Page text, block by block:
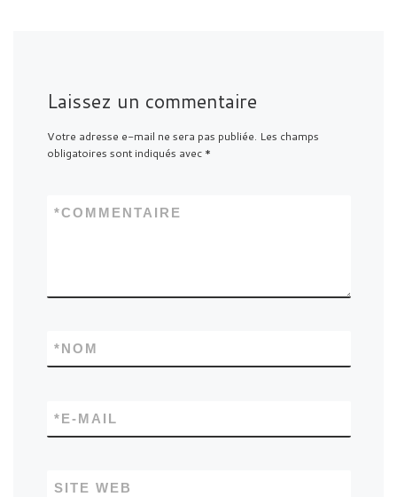
Laissez un commentaire
Votre adresse e-mail ne sera pas publiée. Les champs
obligatoires sont indiqués avec *
COMMENTAIRE
*
NOM
*
E-MAIL
*
SITE WEB